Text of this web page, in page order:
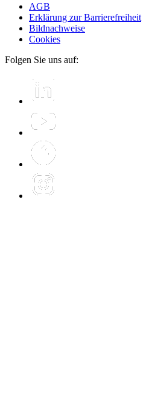
AGB
Erklärung zur Barrierefreiheit
Bildnachweise
Cookies
Folgen Sie uns auf: